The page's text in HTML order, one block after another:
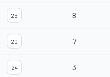
25 8
20 7
24 3